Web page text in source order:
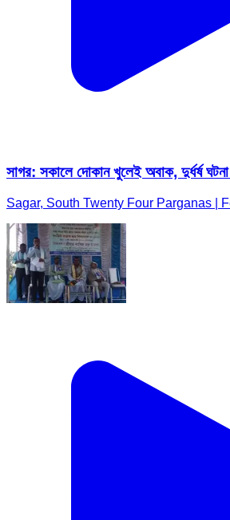
সাগর: সকালে দোকান খুলেই অবাক, দুর্ধর্ষ ঘটনা
Sagar, South Twenty Four Parganas |